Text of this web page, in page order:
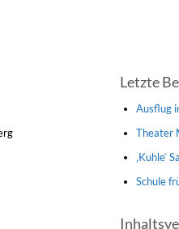
Letzte
Ausflug
Theater
‚Kuhle‘
Schule